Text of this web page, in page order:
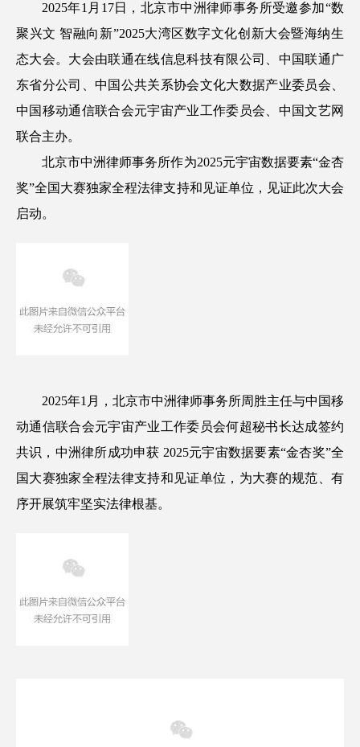
2025年1月17日，北京市中洲律师事务所受邀参加“数
聚兴文 智融向新”2025大湾区数字文化创新大会暨海纳生
态大会。大会由联通在线信息科技有限公司、中国联通广
东省分公司、中国公共关系协会文化大数据产业委员会、
中国移动通信联合会元宇宙产业工作委员会、中国文艺网
联合主办。
北京市中洲律师事务所作为2025元宇宙数据要素“金杏
奖”全国大赛独家全程法律支持和见证单位，见证此次大会
启动。
2025年1月，北京市中洲律师事务所周胜主任与中国移
动通信联合会元宇宙产业工作委员会何超秘书长达成签约
共识，中洲律所成功申获 2025元宇宙数据要素“金杏奖”全
国大赛独家全程法律支持和见证单位，为大赛的规范、有
序开展筑牢坚实法律根基。